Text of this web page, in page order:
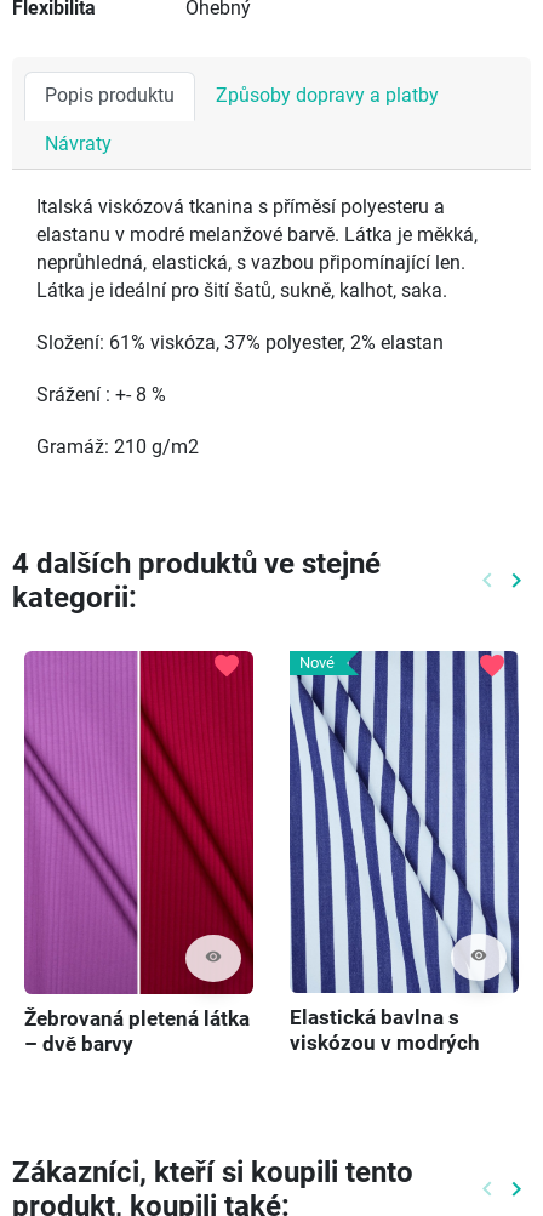
Flexibilita Ohebný
Popis produktu Způsoby dopravy a platby
Návraty
Italská viskózová tkanina s příměsí polyesteru a
elastanu v modré melanžové barvě. Látka je měkká,
neprůhledná, elastická, s vazbou připomínající len.
Látka je ideální pro šití šatů, sukně, kalhot, saka.
Složení: 61% viskóza, 37% polyester, 2% elastan
Srážení : +- 8 %
Gramáž: 210 g/m2
4 dalších produktů ve stejné
kategorii:
keyboard_arrow_left keyboard_arrow_right
visibility
favorite
Žebrovaná pletená látka
– dvě barvy
Nové
visibility
favorite
Elastická bavlna s
viskózou v modrých
Zákazníci, kteří si koupili tento
produkt, koupili také:
keyboard_arrow_left keyboard_arrow_right